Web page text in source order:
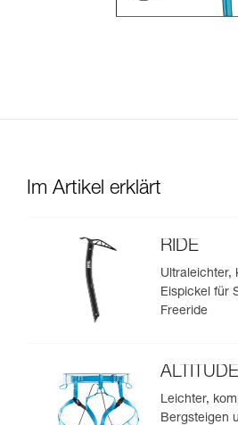
Im Artikel erklärt
RIDE
Ultraleichter,
Eispickel für
Freeride
Leichter,
Bergsteigen